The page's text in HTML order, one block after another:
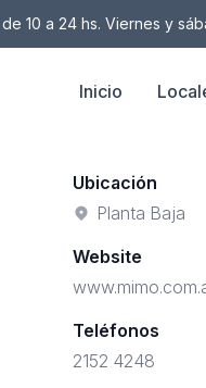
10 a 24 hs. Viernes y
Inicio
Ubicación
Planta Baja
Website
Teléfonos
2152 4248